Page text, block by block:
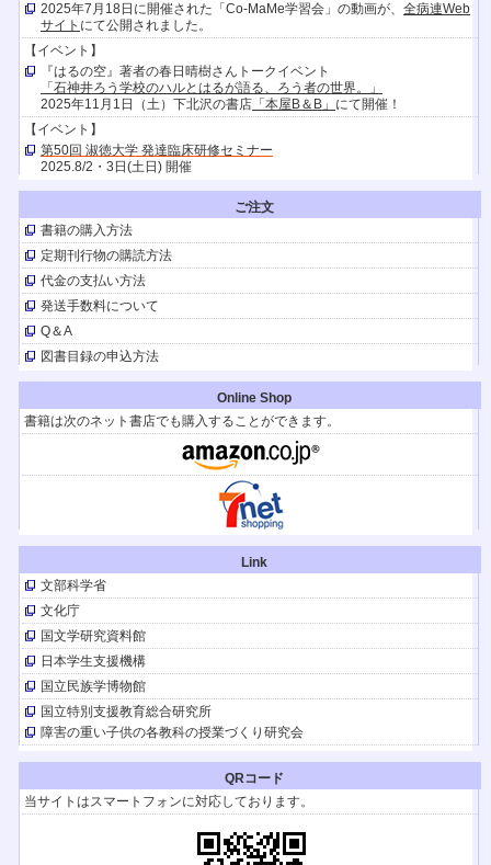
2025年7月18日に開催された「Co-MaMe学習会」の動画が、 全病連Web
サイト にて公開されました。
【イベント】
『はるの空』著者の春日晴樹さんトークイベント
「石神井ろう学校のハルとはるが語る、ろう者の世界。」
2025年11月1日（土）下北沢の書店 「本屋B＆B」 にて開催！
【イベント】
第50回 淑徳大学 発達臨床研修セミナー
2025.8/2・3日(土日) 開催
【イベント】
お問合せが続いているので申し込み期限を延長します。検討中のみなさん
お急ぎください！
（ただし、16日以降は若干の制限があることをご了承くださいませ）
【TV放送】
『はるの空』の著者、聴覚障害者の春日晴樹さんとその家族が
10/26（土）21時30分～Eテレ「阿佐ヶ谷アパートメント」に出演しま
す。
【イベント】
春日晴樹さんが9/ 21(土)にHTB北海道テレビのイベントでトークショー。
【TV放送】
はるの空 聞こえなくても、できるんだよ
『はるの空』の著者、春日晴樹さんのドキュメンタリー（日本テレビ9月1日
2024.8/10（土）開催
キャリア発達支援研究会 12回年次大会（青森）
2024.11/30・12/1（土日）開催
【イベント】
第49回 淑徳大学 発達臨床研修セミナー
2024.8/3・4日（土日）開催
【TV放送】(YouTubeも配信)
テレメンタリー2024「世界一きれいな言葉」
全国放送！ 『はるの空』の著者、春日晴樹さんのドキュメントです。「手
話」のこと理解できます。
テレビ朝日２/３(土)午前4:50~、朝日放送テレビ２/４(日)午前4:50~、北海道
【イベント】
が2023年8月5・6日（土・日）に開催されます。
ご注文
書籍の購入方法
定期刊行物の購読方法
代金の支払い方法
発送手数料について
Q＆A
図書目録の申込方法
Online Shop
書籍は次のネット書店でも購入することができます。
Link
文部科学省
文化庁
国文学研究資料館
日本学生支援機構
国立民族学博物館
国立特別支援教育総合研究所
障害の重い子供の各教科の授業づくり研究会
QRコード
当サイトはスマートフォンに対応しております。